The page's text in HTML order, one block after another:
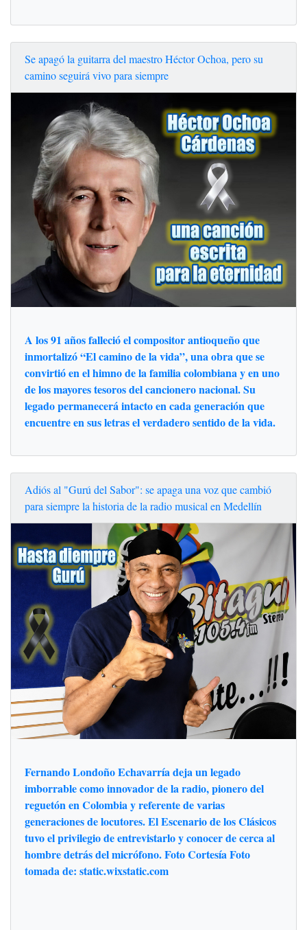
Se apagó la guitarra del maestro Héctor Ochoa, pero su
camino seguirá vivo para siempre
A los 91 años falleció el compositor antioqueño que
inmortalizó “El camino de la vida”, una obra que se
convirtió en el himno de la familia colombiana y en uno
de los mayores tesoros del cancionero nacional. Su
legado permanecerá intacto en cada generación que
encuentre en sus letras el verdadero sentido de la vida.
Adiós al "Gurú del Sabor": se apaga una voz que cambió
para siempre la historia de la radio musical en Medellín
Fernando Londoño Echavarría deja un legado
imborrable como innovador de la radio, pionero del
reguetón en Colombia y referente de varias
generaciones de locutores. El Escenario de los Clásicos
tuvo el privilegio de entrevistarlo y conocer de cerca al
hombre detrás del micrófono. Foto Cortesía Foto
tomada de: static.wixstatic.com